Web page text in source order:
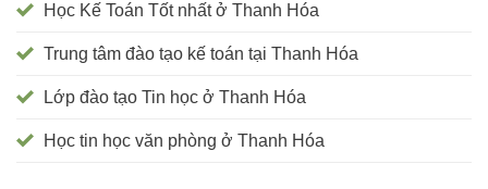
Học Kế Toán Tốt nhất ở Thanh Hóa
Trung tâm đào tạo kế toán tại Thanh Hóa
Lớp đào tạo Tin học ở Thanh Hóa
Học tin học văn phòng ở Thanh Hóa